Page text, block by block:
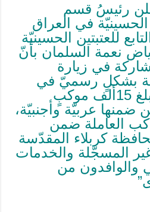
رئيسُ قسم
الحسينيّة في العراق
للعتبتين الحسينيّة
نعمة السلمان بأنّ
في زيارة
بشكلٍ رسميّ في
القسم لهذا العام بلغ 15ألف موكبٍ
عربيّة وأجنبيّة،
العاملة ضمن
كربلاء المقدّسة
غير المسجّلة والخدمات
والوافدون من